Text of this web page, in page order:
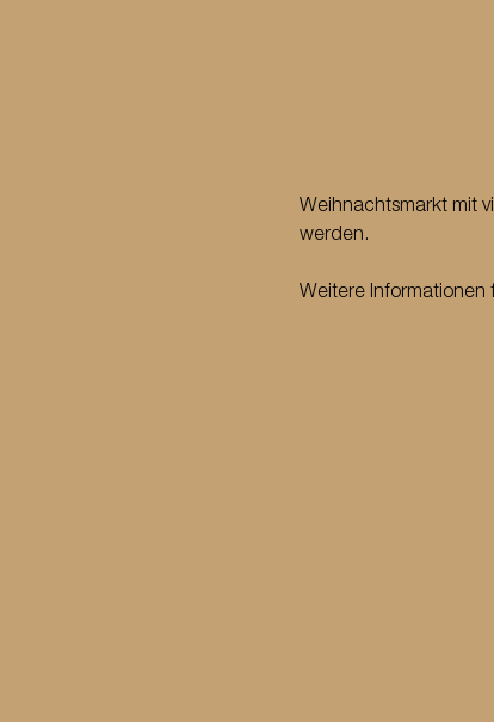
Weihnachtsmarkt mit
werden.
Weitere Informationen